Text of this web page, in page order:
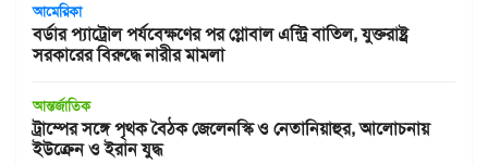
আমেরিকা
বর্ডার প্যাট্রোল পর্যবেক্ষণের পর গ্লোবাল এন্ট্রি বাতিল, যুক্তরাষ্ট্র
সরকারের বিরুদ্ধে নারীর মামলা
আন্তর্জাতিক
ট্রাম্পের সঙ্গে পৃথক বৈঠক জেলেনস্কি ও নেতানিয়াহুর, আলোচনায়
ইউক্রেন ও ইরান যুদ্ধ